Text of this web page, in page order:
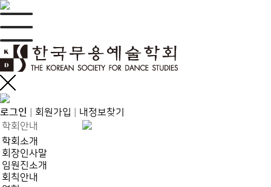
로그인 회원가입
내정보찾기
학회안내
학회소개
회장인사말
임원진소개
회칙안내